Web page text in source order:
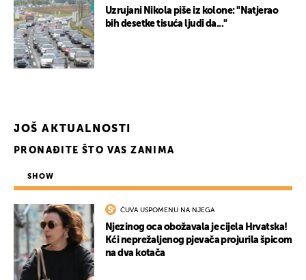
Uzrujani Nikola piše iz kolone: "Natjerao
bih desetke tisuća ljudi da..."
JOŠ AKTUALNOSTI
PRONAĐITE ŠTO VAS ZANIMA
SHOW
ČUVA USPOMENU NA NJEGA
Njezinog oca obožavala je cijela Hrvatska!
Kći neprežaljenog pjevača projurila špicom
na dva kotača